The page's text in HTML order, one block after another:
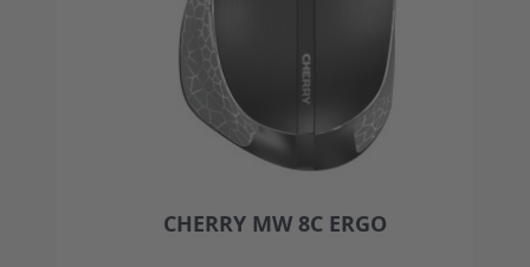
CHERRY MW 8C ERGO